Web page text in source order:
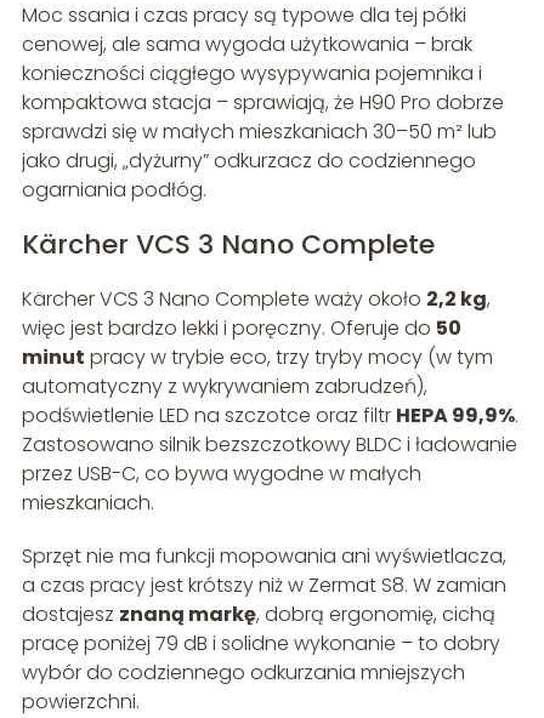
Moc ssania i czas pracy są typowe dla tej półki
cenowej, ale sama wygoda użytkowania – brak
konieczności ciągłego wysypywania pojemnika i
kompaktowa stacja – sprawiają, że H90 Pro dobrze
sprawdzi się w małych mieszkaniach 30–50 m² lub
jako drugi, „dyżurny” odkurzacz do codziennego
ogarniania podłóg.
Kärcher VCS 3 Nano Complete
Kärcher VCS 3 Nano Complete waży około 2,2 kg,
więc jest bardzo lekki i poręczny. Oferuje do 50
minut pracy w trybie eco, trzy tryby mocy (w tym
automatyczny z wykrywaniem zabrudzeń),
podświetlenie LED na szczotce oraz filtr HEPA 99,9%.
Zastosowano silnik bezszczotkowy BLDC i ładowanie
przez USB-C, co bywa wygodne w małych
mieszkaniach.
Sprzęt nie ma funkcji mopowania ani wyświetlacza,
a czas pracy jest krótszy niż w Zermat S8. W zamian
dostajesz znaną markę, dobrą ergonomię, cichą
pracę poniżej 79 dB i solidne wykonanie – to dobry
wybór do codziennego odkurzania mniejszych
powierzchni.